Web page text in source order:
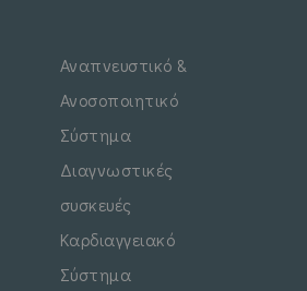
Αναπνευστικό &
Ανοσοποιητικό
Σύστημα
Διαγνωστικές
συσκευές
Καρδιαγγειακό
Σύστημα